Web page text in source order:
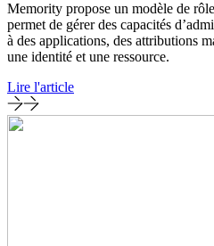
Memority propose un modèle de
permet de gérer des capacités
à des applications, des attributions
une identité et une ressource.
Lire l'article